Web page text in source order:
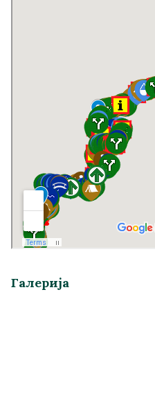
Галерија